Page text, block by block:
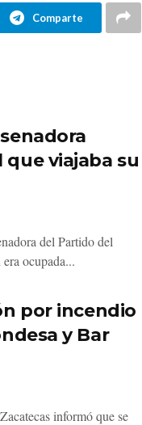
Comparte
que viajaba su
del Partido del
ocupada...
por incendio
y Bar
informó que se